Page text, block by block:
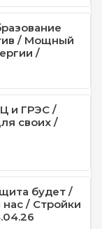
/ Мощный
/
и ГРЭС /
своих /
будет /
нас / Стройки